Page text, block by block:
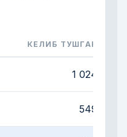
КЕЛИБ ТУШГАН
1 024
549